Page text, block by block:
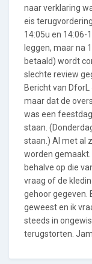
naar verklaring
eis
14:05u en 14:06-
leggen, maar na
betaald) wordt
slechte review
Bericht van
maar dat de
was een
staan.
staan.) Al met al
worden
behalve op die
vraag of de
gehoor gegeven.
geweest en ik
steeds in
terugstorten.